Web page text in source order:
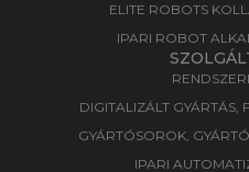
ELITE ROBOTS
IPARI ROBOT
DIGITALIZÁLT GYÁRTÁS,
GYÁRTÓSOROK,
IPARI